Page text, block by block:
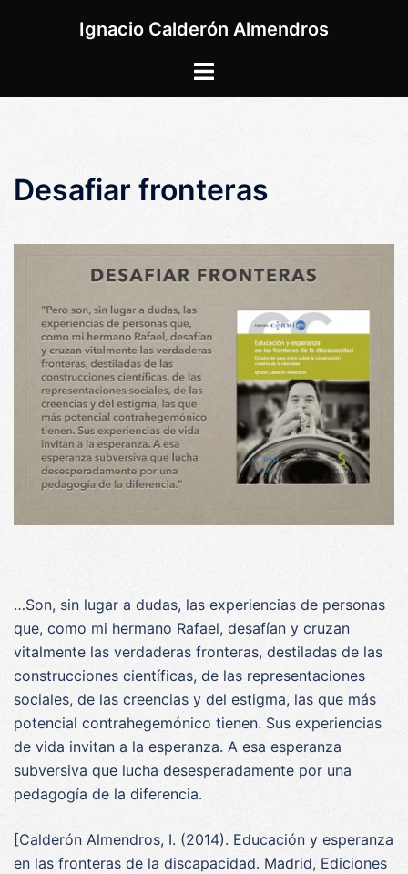
Ignacio Calderón Almendros
Alternar
Desafiar fronteras
…Son, sin lugar a dudas, las experiencias de personas
que, como mi hermano Rafael, desafían y cruzan
vitalmente las verdaderas fronteras, destiladas de las
construcciones científicas, de las representaciones
sociales, de las creencias y del estigma, las que más
potencial contrahegemónico tienen. Sus experiencias
de vida invitan a la esperanza. A esa esperanza
subversiva que lucha desesperadamente por una
pedagogía de la diferencia.
[Calderón Almendros, I. (2014). Educación y esperanza
en las fronteras de la discapacidad. Madrid, Ediciones